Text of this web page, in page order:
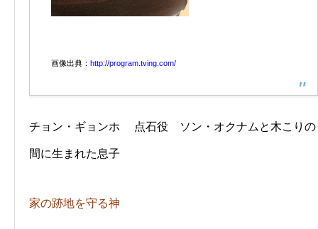
画像出典： http://program.tving.com/
チョン・ギョンホ 点石役 ソン・オクナムと木こりの
間に生まれた息子
家の跡地を守る神